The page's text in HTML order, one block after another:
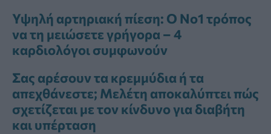
Υψηλή αρτηριακή πίεση: Ο Νο1 τρόπος
να τη μειώσετε γρήγορα – 4
καρδιολόγοι συμφωνούν
Σας αρέσουν τα κρεμμύδια ή τα
απεχθάνεστε; Μελέτη αποκαλύπτει πώς
σχετίζεται με τον κίνδυνο για διαβήτη
και υπέρταση